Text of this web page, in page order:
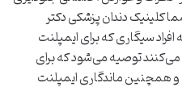
کلینیک دندان پزشکی دکتر
سیگاری که برای ایمپلنت
توصیه می‌شود که برای
همچنین ماندگاری ایمپلنت